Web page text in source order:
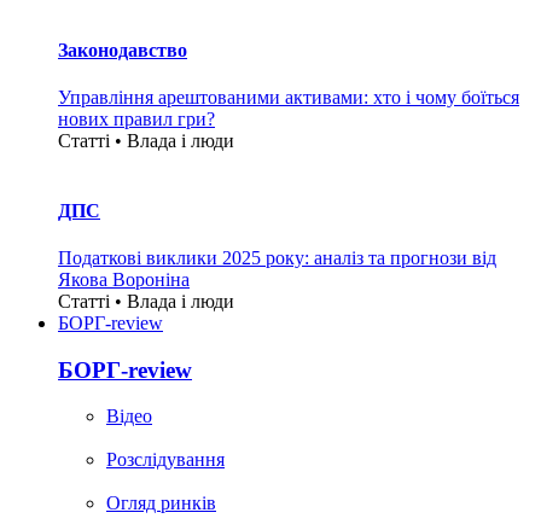
Законодавство
Управління арештованими активами: хто і чому боїться
нових правил гри?
Статті • Влада i люди
ДПС
Податкові виклики 2025 року: аналіз та прогнози від
Якова Вороніна
Статті • Влада i люди
БОРГ-review
БОРГ-review
Вiдео
Розслідування
Огляд ринків